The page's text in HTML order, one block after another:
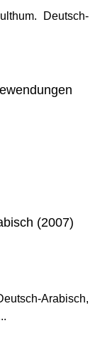
Deutsch-
(2007)
Arabisch,